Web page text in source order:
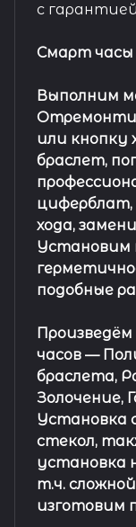
с
Смарт
Выполним
или кнопку
браслет,
хода,
Установим
подобные
часов —
браслета,
Золочение,
Установка
стекол,
установка
т.ч.
изготовим